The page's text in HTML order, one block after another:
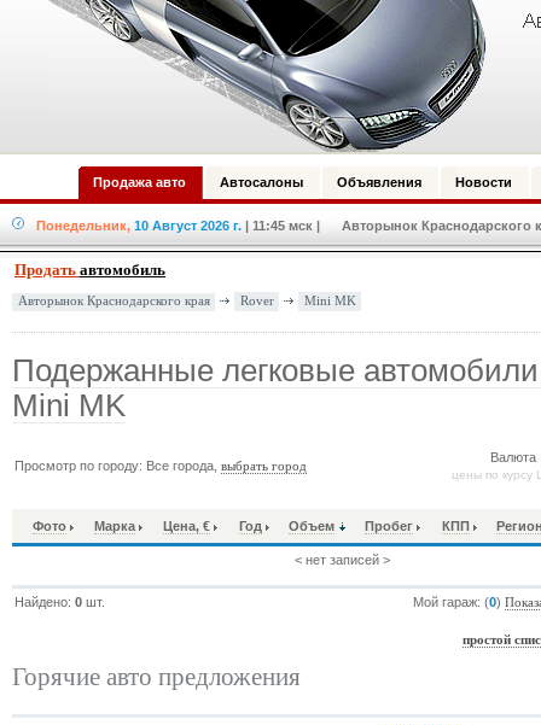
Продажа авто Автосалоны Объявления Новости
Понедельник, 10 Август 2026 г. | 11:45 мск | Авторынок Краснодарского
Продать автомобиль
Авторынок Краснодарского края Rover Mini MK
Подержанные легковые
Mini MK
Просмотр по городу: Все города,выбрать город
цены по
Фото Марка Цена, € Год Объем Пробег КПП
< нет записей >
Найдено:0 шт. Мой гараж: (0)
простой
Горячие авто предложения